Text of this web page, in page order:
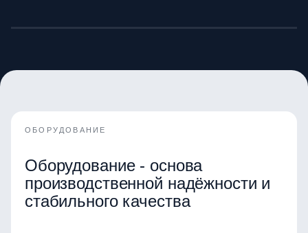
ОБОРУДОВАНИЕ
Оборудование - основа
производственной надёжности и
стабильного качества